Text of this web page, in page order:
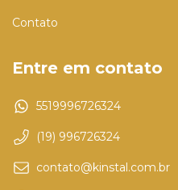
Contato
Entre em contato
5519996726324
(19) 996726324
contato@kinstal.com.br